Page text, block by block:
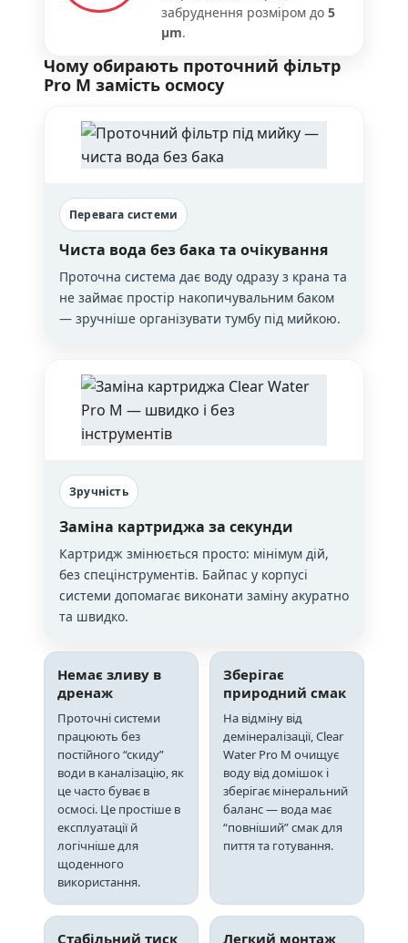
забруднення розміром до 5
μm.
Чому обирають проточний фільтр
Pro M замість осмосу
Перевага системи
Чиста вода без бака та очікування
Проточна система дає воду одразу з крана та
не займає простір накопичувальним баком
— зручніше організувати тумбу під мийкою.
Зручність
Заміна картриджа за секунди
Картридж змінюється просто: мінімум дій,
без спецінструментів. Байпас у корпусі
системи допомагає виконати заміну акуратно
та швидко.
Немає зливу в
дренаж
Проточні системи
працюють без
постійного “скиду”
води в каналізацію, як
це часто буває в
осмосі. Це простіше в
експлуатації й
логічніше для
щоденного
використання.
Зберігає
природний смак
На відміну від
демінералізації, Clear
Water Pro M очищує
воду від домішок і
зберігає мінеральний
баланс — вода має
“повніший” смак для
пиття та готування.
Стабільний тиск Легкий монтаж